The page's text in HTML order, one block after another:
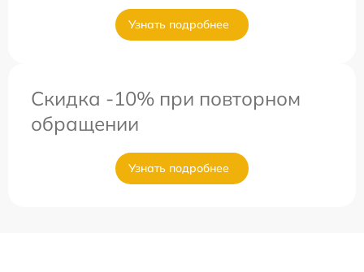
Узнать подробнее
Скидка -10% при повторном
обращении
Узнать подробнее